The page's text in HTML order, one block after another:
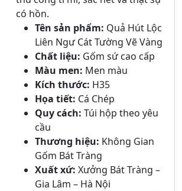
có hồn.
Tên sản phẩm: Quả Hút Lộc
Liên Ngư Cát Tường Vẽ Vàng
Chất liệu: Gốm sứ cao cấp
Màu men: Men màu
Kích thước: H35
Họa tiết: Cá Chép
Quy cách: Túi hộp theo yêu
cầu
Thương hiệu: Không Gian
Gốm Bát Tràng
Xuất xứ: Xưởng Bát Tràng –
Gia Lâm – Hà Nội